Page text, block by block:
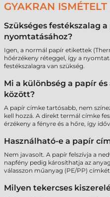
GYAKRAN
Szükséges festékszalag
nyomtatásához?
Igen, a normál papír etikettek
hőérzékeny réteggel, így a
festékszalagra van szükség.
Mi a különbség a papír
között?
A papír címke tartósabb, nem
kell hozzá. A direkt termál címke
érzékeny a fényre és a hőre, így
Használható-e a papír
Nem javasolt. A papír felszívja a
napfény pedig károsíthatja az
válasszon műanyag (PE/PP)
Milyen tekercses